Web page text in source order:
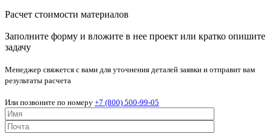
Расчет стоимости материалов
Заполните форму и вложите в нее проект или кратко опишите
задачу
Менеджер свяжется с вами для уточнения деталей заявки и отправит вам
результаты расчета
Или позвоните по номеру +7 (800) 500-99-05